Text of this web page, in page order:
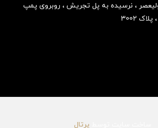
ولیعصر ، نرسیده به پل تجریش ، روبروی پمپ
3002
پرتال